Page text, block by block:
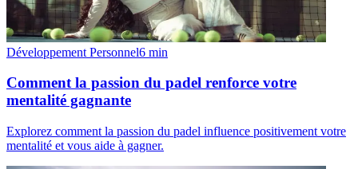
Développement Personnel6 min
Comment la passion du padel renforce votre
mentalité gagnante
Explorez comment la passion du padel influence positivement votre
mentalité et vous aide à gagner.